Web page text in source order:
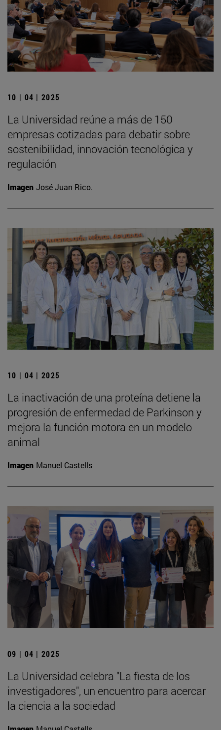
10 | 04 | 2025
La Universidad reúne a más de 150
empresas cotizadas para debatir sobre
sostenibilidad, innovación tecnológica y
regulación
Imagen José Juan Rico.
10 | 04 | 2025
La inactivación de una proteína detiene la
progresión de enfermedad de Parkinson y
mejora la función motora en un modelo
animal
Imagen Manuel Castells
09 | 04 | 2025
La Universidad celebra "La fiesta de los
investigadores", un encuentro para acercar
la ciencia a la sociedad